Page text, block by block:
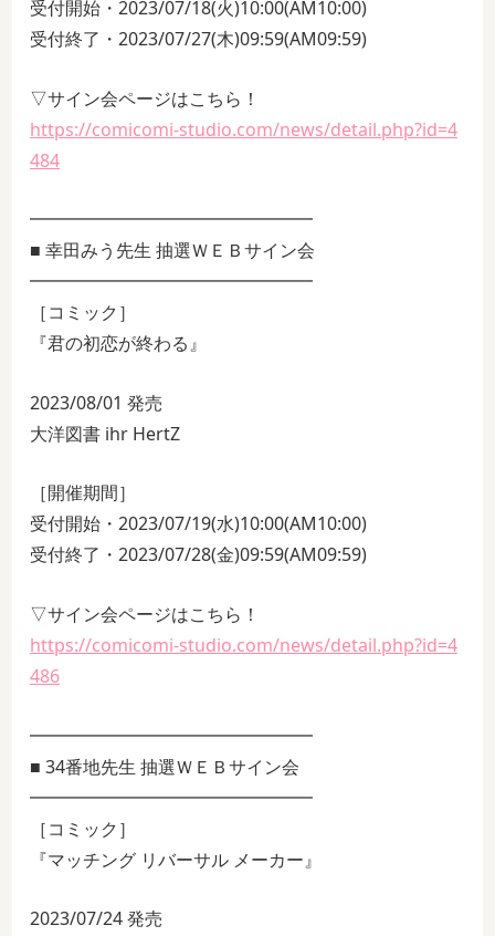
受付開始・2023/07/18(火)10:00(AM10:00)
受付終了・2023/07/27(木)09:59(AM09:59)
▽サイン会ページはこちら！
https://comicomi-studio.com/news/detail.php?id=4
484
━━━━━━━━━━━━━━━━
■ 幸田みう先生 抽選ＷＥＢサイン会
━━━━━━━━━━━━━━━━
［コミック］
『君の初恋が終わる』
2023/08/01 発売
大洋図書 ihr HertZ
［開催期間］
受付開始・2023/07/19(水)10:00(AM10:00)
受付終了・2023/07/28(金)09:59(AM09:59)
▽サイン会ページはこちら！
https://comicomi-studio.com/news/detail.php?id=4
486
━━━━━━━━━━━━━━━━
■ 34番地先生 抽選ＷＥＢサイン会
━━━━━━━━━━━━━━━━
［コミック］
『マッチング リバーサル メーカー』
2023/07/24 発売